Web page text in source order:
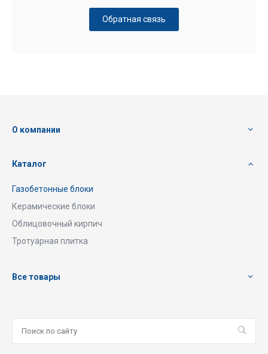
Обратная связь
О компании
Каталог
Газобетонные блоки
Керамические блоки
Облицовочный кирпич
Тротуарная плитка
Все товары